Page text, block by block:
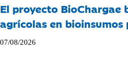
El proyecto BioChargae
agrícolas en
07/08/2026